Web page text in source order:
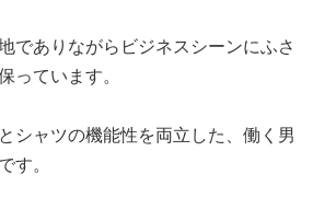
でありながらビジネスシーンにふさ
っています。
シャツの機能性を両立した、働く男
す。